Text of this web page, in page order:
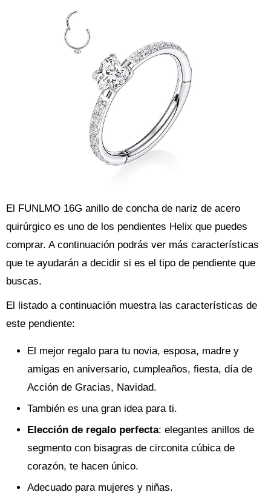
El FUNLMO 16G anillo de concha de nariz de acero
quirúrgico es uno de los pendientes Helix que puedes
comprar. A continuación podrás ver más características
que te ayudarán a decidir si es el tipo de pendiente que
buscas.
El listado a continuación muestra las características de
este pendiente:
El mejor regalo para tu novia, esposa, madre y
amigas en aniversario, cumpleaños, fiesta, día de
Acción de Gracias, Navidad.
También es una gran idea para ti.
Elección de regalo perfecta: elegantes anillos de
segmento con bisagras de circonita cúbica de
corazón, te hacen único.
Adecuado para mujeres y niñas.